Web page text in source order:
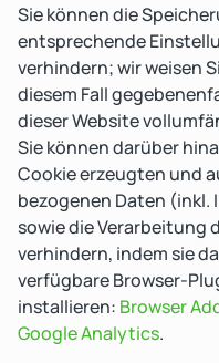
Sie können die
entsprechende
verhindern; wir weisen
diesem Fall
dieser Website
Sie können darüber
Cookie erzeugten und
bezogenen Daten (inkl.
sowie die Verarbeitung
verhindern, indem sie
verfügbare Browser-
installieren: Browser
Google Analytics.